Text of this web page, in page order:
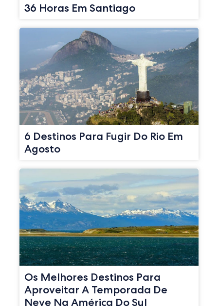
36 Horas Em Santiago
6 Destinos Para Fugir Do Rio Em
Agosto
Os Melhores Destinos Para
Aproveitar A Temporada De
Neve Na América Do Sul